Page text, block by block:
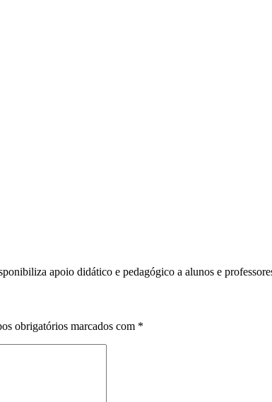
apoio didático e pedagógico a alunos e
obrigatórios marcados com *